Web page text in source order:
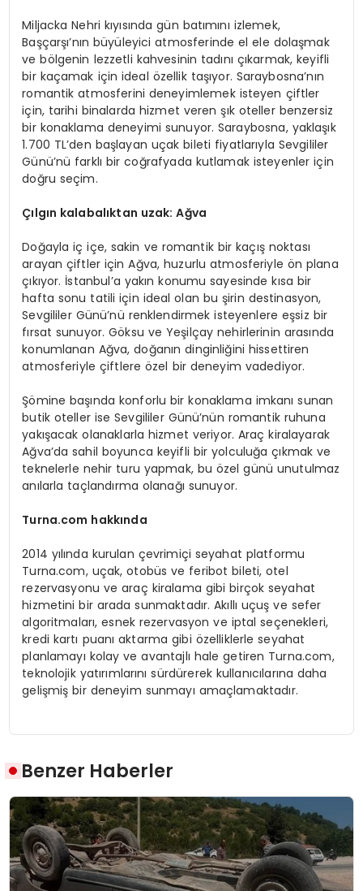
Miljacka Nehri kıyısında gün batımını izlemek,
Başçarşı’nın büyüleyici atmosferinde el ele dolaşmak
ve bölgenin lezzetli kahvesinin tadını çıkarmak, keyifli
bir kaçamak için ideal özellik taşıyor. Saraybosna’nın
romantik atmosferini deneyimlemek isteyen çiftler
için, tarihi binalarda hizmet veren şık oteller benzersiz
bir konaklama deneyimi sunuyor. Saraybosna, yaklaşık
1.700 TL’den başlayan uçak bileti fiyatlarıyla Sevgililer
Günü’nü farklı bir coğrafyada kutlamak isteyenler için
doğru seçim.
Çılgın kalabalıktan uzak: Ağva
Doğayla iç içe, sakin ve romantik bir kaçış noktası
arayan çiftler için Ağva, huzurlu atmosferiyle ön plana
çıkıyor. İstanbul’a yakın konumu sayesinde kısa bir
hafta sonu tatili için ideal olan bu şirin destinasyon,
Sevgililer Günü’nü renklendirmek isteyenlere eşsiz bir
fırsat sunuyor. Göksu ve Yeşilçay nehirlerinin arasında
konumlanan Ağva, doğanın dinginliğini hissettiren
atmosferiyle çiftlere özel bir deneyim vadediyor.
Şömine başında konforlu bir konaklama imkanı sunan
butik oteller ise Sevgililer Günü’nün romantik ruhuna
yakışacak olanaklarla hizmet veriyor. Araç kiralayarak
Ağva’da sahil boyunca keyifli bir yolculuğa çıkmak ve
teknelerle nehir turu yapmak, bu özel günü unutulmaz
anılarla taçlandırma olanağı sunuyor.
Turna.com hakkında
2014 yılında kurulan çevrimiçi seyahat platformu
Turna.com, uçak, otobüs ve feribot bileti, otel
rezervasyonu ve araç kiralama gibi birçok seyahat
hizmetini bir arada sunmaktadır. Akıllı uçuş ve sefer
algoritmaları, esnek rezervasyon ve iptal seçenekleri,
kredi kartı puanı aktarma gibi özelliklerle seyahat
planlamayı kolay ve avantajlı hale getiren Turna.com,
teknolojik yatırımlarını sürdürerek kullanıcılarına daha
gelişmiş bir deneyim sunmayı amaçlamaktadır.
Benzer Haberler